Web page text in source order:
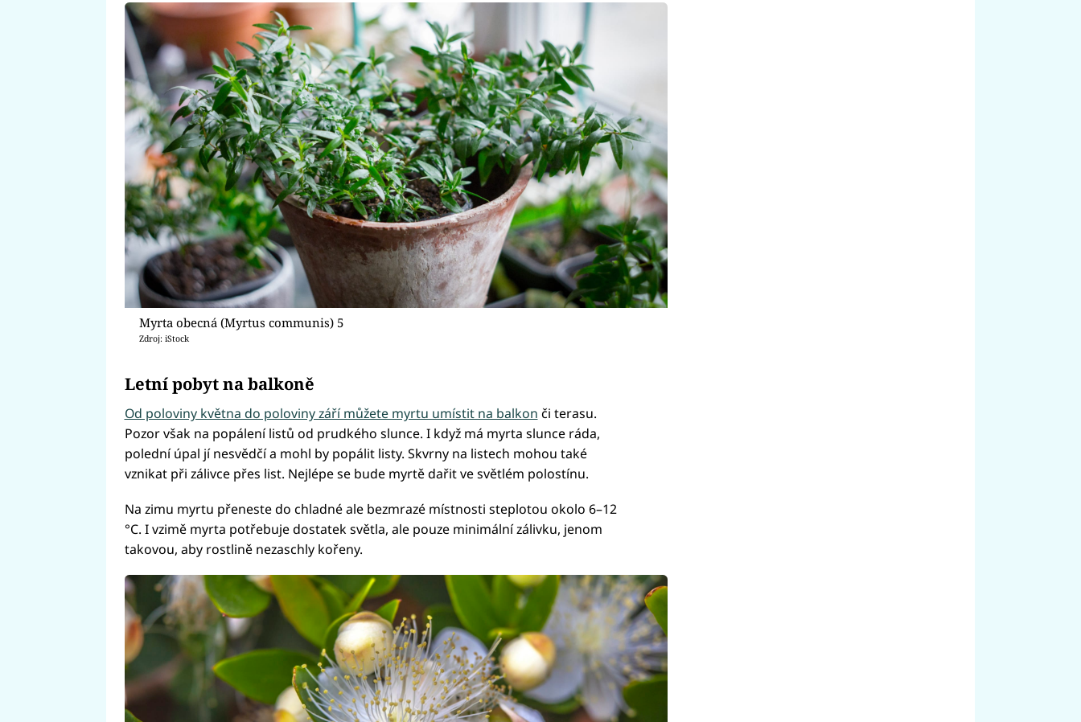
Myrta obecná (Myrtus communis) 5
Zdroj: iStock
Letní pobyt na balkoně
Od poloviny května do poloviny září můžete myrtu umístit na balkon či terasu.
Pozor však na popálení listů od prudkého slunce. I když má myrta slunce ráda,
polední úpal jí nesvědčí a mohl by popálit listy. Skvrny na listech mohou také
vznikat při zálivce přes list. Nejlépe se bude myrtě dařit ve světlém polostínu.
Na zimu myrtu přeneste do chladné ale bezmrazé místnosti steplotou okolo 6–12
°C. I vzimě myrta potřebuje dostatek světla, ale pouze minimální zálivku, jenom
takovou, aby rostlině nezaschly kořeny.